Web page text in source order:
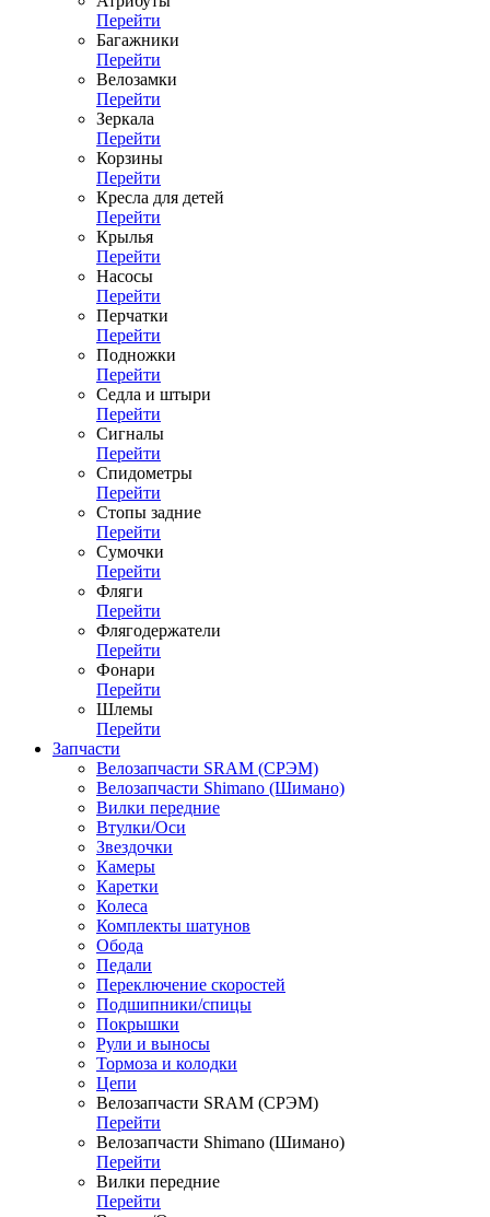
Перейти
Багажники
Перейти
Велозамки
Перейти
Зеркала
Перейти
Корзины
Перейти
Кресла для детей
Перейти
Крылья
Перейти
Насосы
Перейти
Перчатки
Перейти
Подножки
Перейти
Седла и штыри
Перейти
Сигналы
Перейти
Спидометры
Перейти
Стопы задние
Перейти
Сумочки
Перейти
Фляги
Перейти
Флягодержатели
Перейти
Фонари
Перейти
Шлемы
Перейти
Запчасти
Велозапчасти SRAM (СРЭМ)
Велозапчасти Shimano (Шимано)
Вилки передние
Втулки/Оси
Звездочки
Камеры
Каретки
Колеса
Комплекты шатунов
Обода
Педали
Переключение скоростей
Подшипники/спицы
Покрышки
Рули и выносы
Тормоза и колодки
Цепи
Велозапчасти SRAM (СРЭМ)
Перейти
Велозапчасти Shimano (Шимано)
Перейти
Вилки передние
Перейти